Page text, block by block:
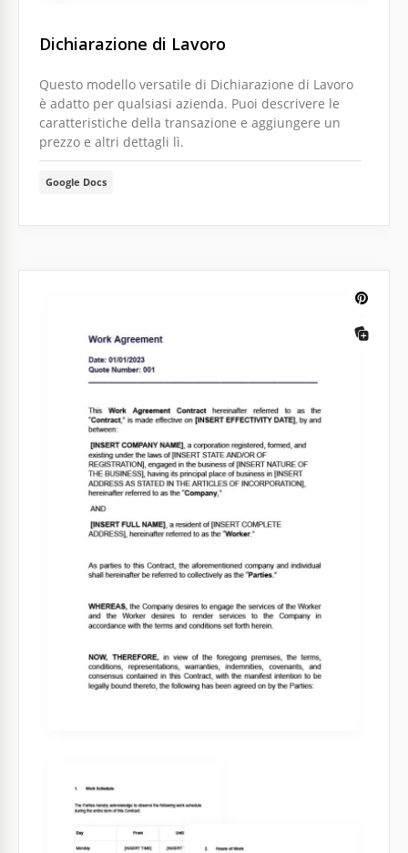
Dichiarazione di Lavoro
Questo modello versatile di Dichiarazione di Lavoro
è adatto per qualsiasi azienda. Puoi descrivere le
caratteristiche della transazione e aggiungere un
prezzo e altri dettagli lì.
Google Docs